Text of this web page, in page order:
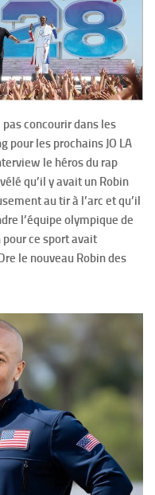
concourir dans les
pour les prochains JO LA
le héros du rap
qu’il y avait un Robin
au tir à l’arc et qu’il
l’équipe olympique de
ce sport avait
le nouveau Robin des